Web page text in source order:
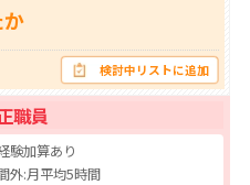
検討中リストに追加
職員
加算あり
外:月平均5時間